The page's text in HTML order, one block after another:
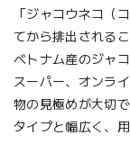
「ジャコウネコ（
てから排出される
ベトナム産のジャ
スーパー、オンラ
物の見極めが大切
タイプと幅広く、